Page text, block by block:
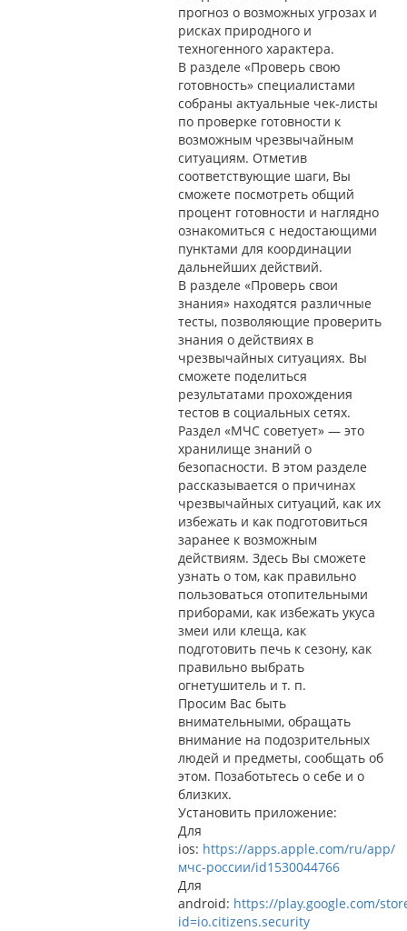
прогноз о возможных угрозах и
рисках природного и
техногенного характера.
В разделе «Проверь свою
готовность» специалистами
собраны актуальные чек-листы
по проверке готовности к
возможным чрезвычайным
ситуациям. Отметив
соответствующие шаги, Вы
сможете посмотреть общий
процент готовности и наглядно
ознакомиться с недостающими
пунктами для координации
дальнейших действий.
В разделе «Проверь свои
знания» находятся различные
тесты, позволяющие проверить
знания о действиях в
чрезвычайных ситуациях. Вы
сможете поделиться
результатами прохождения
тестов в социальных сетях.
Раздел «МЧС советует» — это
хранилище знаний о
безопасности. В этом разделе
рассказывается о причинах
чрезвычайных ситуаций, как их
избежать и как подготовиться
заранее к возможным
действиям. Здесь Вы сможете
узнать о том, как правильно
пользоваться отопительными
приборами, как избежать укуса
змеи или клеща, как
подготовить печь к сезону, как
правильно выбрать
огнетушитель и т. п.
Просим Вас быть
внимательными, обращать
внимание на подозрительных
людей и предметы, сообщать об
этом. Позаботьтесь о себе и о
близких.
Установить приложение:
Для
ios: https://apps.apple.com/ru/app/
мчс-россии/id1530044766
Для
android: https://play.google.com/
id=io.citizens.security